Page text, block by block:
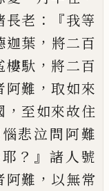
長老 ：『我等
迦葉 ， 將二百
樓馱 ， 將二百
阿難 ，取如來
， 至如來故住
悲泣問阿難
？』 諸人號
阿難 ， 以無常